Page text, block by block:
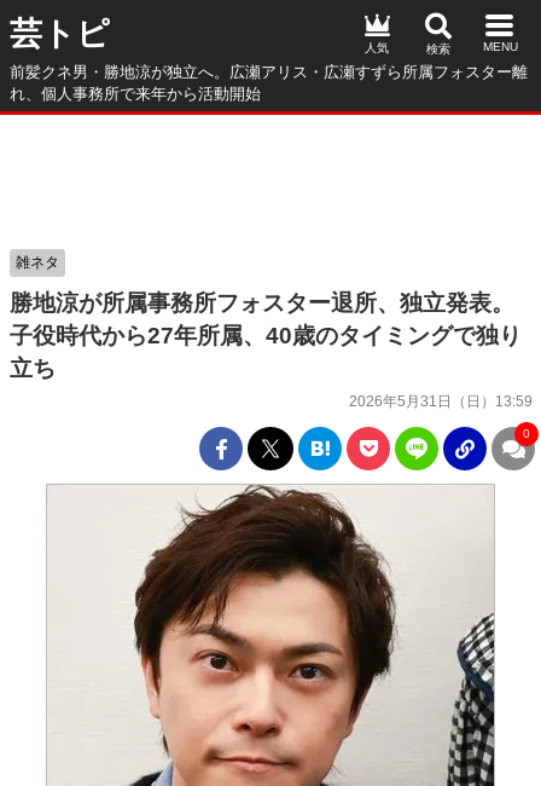
芸トピ
前髪クネ男・勝地涼が独立へ。広瀬アリス・広瀬すずら所属フォスター離
れ、個人事務所で来年から活動開始
人気
勝地涼が所属事務所フォスター退所、独立発表。
子役時代から27年所属、40歳のタイミングで独り
立ち
2026年5月31日（日）13:59
雑ネタ
0